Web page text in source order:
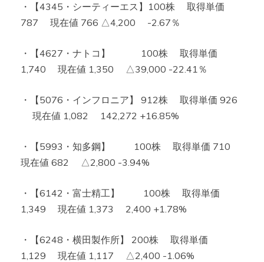
・【4345・シーティーエス】100株 取得単価
787 現在値 766 △4,200 -2.67％
・【4627・ナトコ】 100株 取得単価
1,740 現在値 1,350 △39,000 -22.41％
・【5076・インフロニア】 912株 取得単価 926
現在値 1,082 142,272 +16.85%
・【5993・知多鋼】 100株 取得単価 710
現在値 682 △2,800 -3.94%
・【6142・富士精工】 100株 取得単価
1,349 現在値 1,373 2,400 +1.78%
・【6248・横田製作所】 200株 取得単価
1,129 現在値 1,117 △2,400 -1.06%